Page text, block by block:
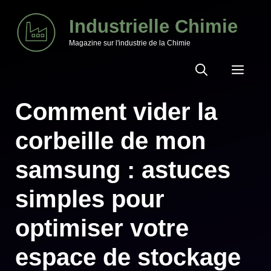
contenu
Industrielle Chimie
Magazine sur l'industrie de la Chimie
Comment vider la
corbeille de mon
samsung : astuces
simples pour
optimiser votre
espace de stockage